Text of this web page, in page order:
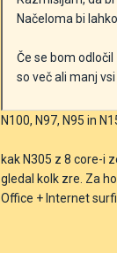
Načeloma bi
Če se bom
so več ali manj
N100, N97, N95 in
kak N305 z 8 core-i
gledal kolk zre. Za
Office + Internet